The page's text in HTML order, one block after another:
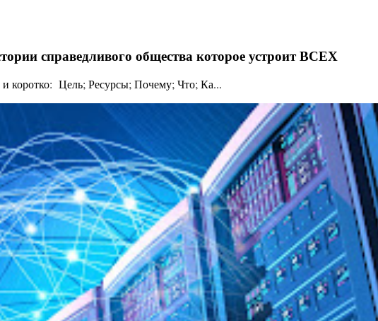
справедливого общества которое устроит ВСЕХ
коротко: Цель; Ресурсы; Почему; Что; Ка...